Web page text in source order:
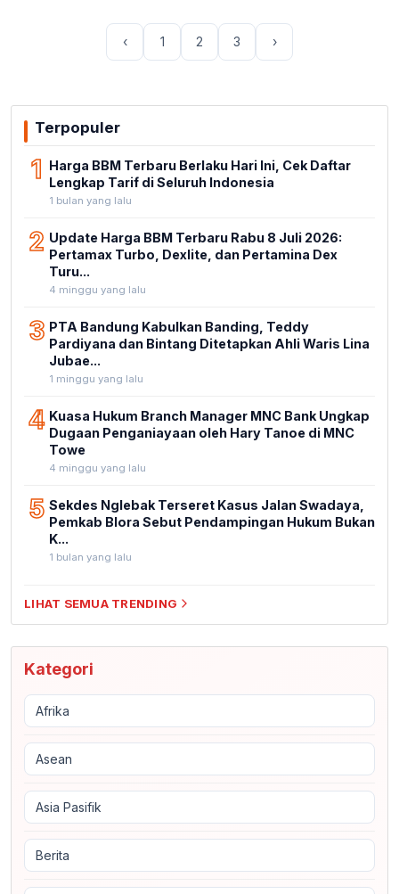
‹ 1 2 3 ›
Terpopuler
1 Harga BBM Terbaru Berlaku Hari Ini, Cek Daftar
Lengkap Tarif di Seluruh Indonesia
1 bulan yang lalu
2 Update Harga BBM Terbaru Rabu 8 Juli 2026:
Pertamax Turbo, Dexlite, dan Pertamina Dex
Turu...
4 minggu yang lalu
3 PTA Bandung Kabulkan Banding, Teddy
Pardiyana dan Bintang Ditetapkan Ahli Waris Lina
Jubae...
1 minggu yang lalu
4 Kuasa Hukum Branch Manager MNC Bank Ungkap
Dugaan Penganiayaan oleh Hary Tanoe di MNC
Towe
4 minggu yang lalu
5 Sekdes Nglebak Terseret Kasus Jalan Swadaya,
Pemkab Blora Sebut Pendampingan Hukum Bukan
K...
1 bulan yang lalu
LIHAT SEMUA TRENDING
Kategori
Afrika
Asean
Asia Pasifik
Berita